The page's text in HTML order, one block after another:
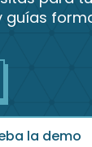
guías
la demo